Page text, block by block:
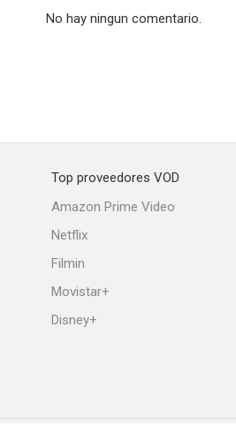
No hay ningun comentario.
Top proveedores VOD
Amazon Prime Video
Netflix
Filmin
Movistar+
Disney+